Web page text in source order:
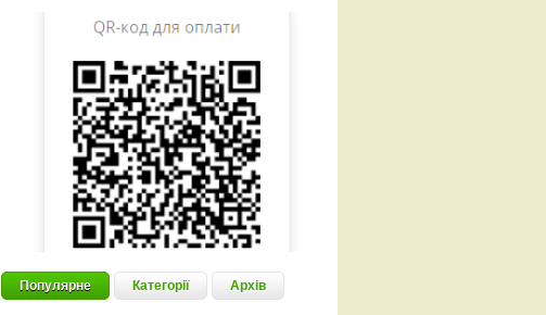
Популярне Категорії Архів